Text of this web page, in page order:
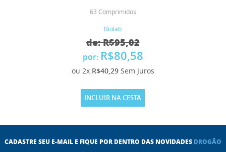
63 Comprimidos
Biolab
de: R$95,02
por: R$80,58
ou 2x R$40,29 Sem Juros
INCLUIR NA CESTA
CADASTRE SEU E-MAIL E FIQUE POR DENTRO DAS NOVIDADES DROGÃO